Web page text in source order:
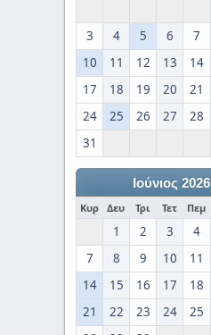
3
4 5 6 7
10
11 12 13 14
17
18 19 20 21
24
25 26 27 28
31
Ιούνιος 2026
Κυρ Δευ Τρι Τετ Πεμ
1 2 3 4
7
8 9 10 11
14
15 16 17 18
21
22 23 24 25